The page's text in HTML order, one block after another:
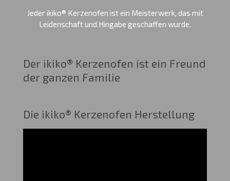
Jeder ikiko® Kerzenofen ist ein Meisterwerk, das mit
Leidenschaft und Hingabe geschaffen wurde.
Der ikiko® Kerzenofen ist ein Freund
der ganzen Familie
Die ikiko® Kerzenofen Herstellung